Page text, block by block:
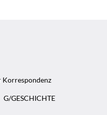
Korrespondenz
G/GESCHICHTE